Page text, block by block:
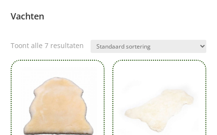
Vachten
Toont alle 7 resultaten